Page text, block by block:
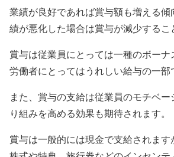
業績が良好であれば賞与額も増える
績が悪化した場合は賞与が減少するこ
賞与は従業員にとっては一種のボーナ
労働者にとってはうれしい給与の一部
また、賞与の支給は従業員のモチベ
り組みを高める効果も期待されます。
賞与は一般的には現金で支給されま